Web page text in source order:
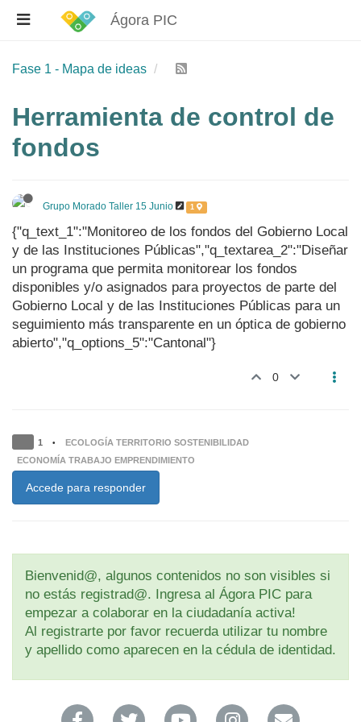
Ágora PIC
Fase 1 - Mapa de ideas
Herramienta de control de
fondos
Grupo Morado Taller 15 Junio 1
{"q_text_1":"Monitoreo de los fondos del Gobierno Local
y de las Instituciones Públicas","q_textarea_2":"Diseñar
un programa que permita monitorear los fondos
disponibles y/o asignados para proyectos de parte del
Gobierno Local y de las Instituciones Públicas para un
seguimiento más transparente en un óptica de gobierno
abierto","q_options_5":"Cantonal"}
0
1 •
ECOLOGÍA TERRITORIO SOSTENIBILIDAD
ECONOMÍA TRABAJO EMPRENDIMIENTO
Accede para responder
Bienvenid@, algunos contenidos no son visibles si
no estás registrad@. Ingresa al Ágora PIC para
empezar a colaborar en la ciudadanía activa!
Al registrarte por favor recuerda utilizar tu nombre
y apellido como aparecen en la cédula de identidad.